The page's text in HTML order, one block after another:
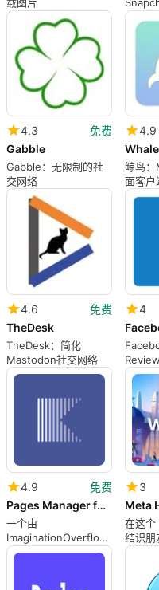
网络工
4.3
免费
Gabble
Gabble：无限制的社
交网络
4.9
鲸鸟
面客户
4.6
免费
TheDesk
TheDesk：简化
Mastodon社交网络
4
Review
4.9
免费
Pages Manager for Facebook for Windows 10
一个由
ImaginationOverflow
开发的免费Windows
3
在这个
结识朋